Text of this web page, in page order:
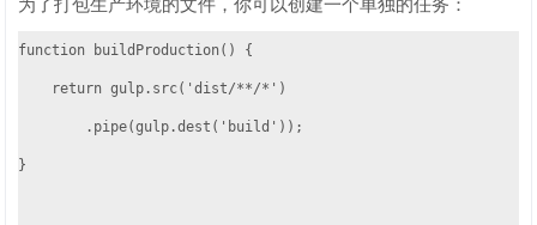
为了打包生产环境的文件，你可以创建一个单独的任务：
function buildProduction() {
    return gulp.src('dist/**/*')
        .pipe(gulp.dest('build'));
}